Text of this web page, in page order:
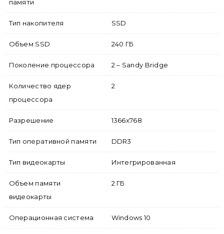
памяти
Тип накопителя SSD
Объем SSD 240 ГБ
Поколение процессора 2 – Sandy Bridge
Количество ядер
процессора
2
Разрешение 1366x768
Тип оперативной памяти DDR3
Тип видеокарты Интегрированная
Объем памяти
видеокарты
2 ГБ
Операционная система Windows 10